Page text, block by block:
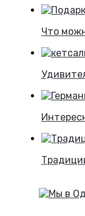
Что